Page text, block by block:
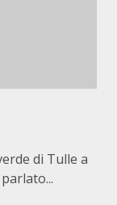
di Tulle a